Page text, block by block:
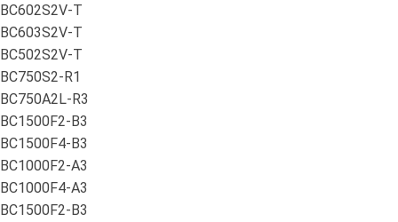
BC602S2V-T
BC603S2V-T
BC502S2V-T
BC750S2-R1
BC750A2L-R3
BC1500F2-B3
BC1500F4-B3
BC1000F2-A3
BC1000F4-A3
BC1500F2-B3